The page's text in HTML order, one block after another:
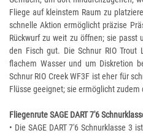
Fliege auf kleinstem Raum zu
schnelle Aktion ermöglicht präzise
Rückwurf zu weit zu öffnen; sie
den Fisch gut. Die Schnur RIO
flachem Wasser und um Diskretion
Schnur RIO Creek WF3F ist eher für
Flüsse geeignet; sie ermöglicht
Fliegenrute SAGE DART 7'6
• Die SAGE DART 7'6 Schnurklasse 3